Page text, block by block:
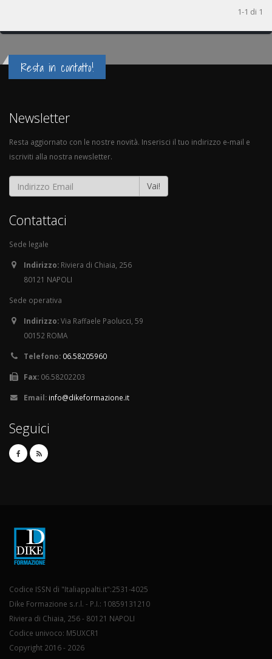
1-1 di 1
Resta in contatto!
Newsletter
Resta aggiornato con le nostre novità. Inserisci il tuo indirizzo e-mail e
iscriviti alla nostra newsletter.
Vai!
Contattaci
Sede legale
Indirizzo: Riviera di Chiaia, 256
80121 NAPOLI
Sede operativa
Indirizzo:Via Raffaele Paolucci, 59
00152 ROMA
Telefono: 06.58205960
Fax: 06.58202203
Email: info@dikeformazione.it
Seguici
Codice ISSN di "Italiappalti.it":2531-4025
Dike Formazione s.r.l. - P.I.: 10859131210
Riviera di Chiaia, 256 - 80121 NAPOLI
Codice univoco: M5UXCR1
Copyright 2016 - 2026